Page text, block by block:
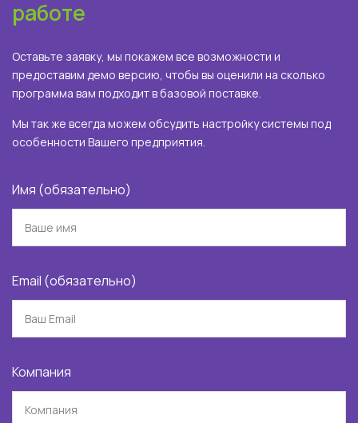
работе
Оставьте заявку, мы покажем все возможности и
предоставим демо версию, чтобы вы оценили на сколько
программа вам подходит в базовой поставке.
Мы так же всегда можем обсудить настройку системы под
особенности Вашего предприятия.
Имя (обязательно)
Email (обязательно)
Компания